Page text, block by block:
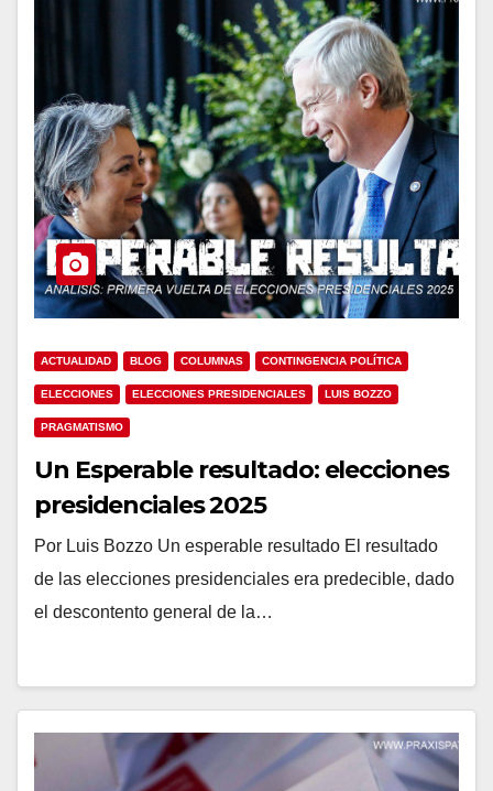
ACTUALIDAD BLOG COLUMNAS CONTINGENCIA POLÍTICA
ELECCIONES ELECCIONES PRESIDENCIALES LUIS BOZZO
PRAGMATISMO
Un Esperable resultado: elecciones
presidenciales 2025
Por Luis Bozzo Un esperable resultado El resultado
de las elecciones presidenciales era predecible, dado
el descontento general de la…